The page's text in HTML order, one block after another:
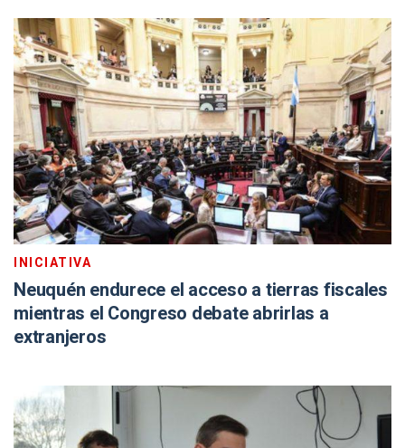
INICIATIVA
Neuquén endurece el acceso a tierras fiscales
mientras el Congreso debate abrirlas a
extranjeros